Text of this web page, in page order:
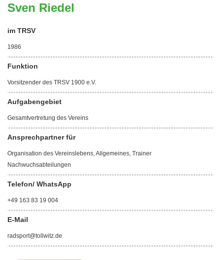
Sven Riedel
im TRSV
1986
Funktion
Vorsitzender des TRSV 1900 e.V.
Aufgabengebiet
Gesamtvertretung des Vereins
Ansprechpartner für
Organisation des Vereinslebens, Allgemeines, Trainer
Nachwuchsabteilungen
Telefon/ WhatsApp
+49 163 83 19 004
E-Mail
radsport@tollwitz.de